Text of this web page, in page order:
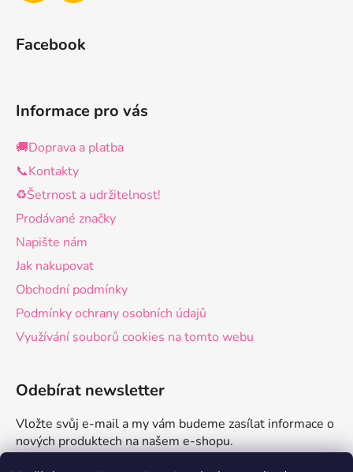
Facebook
Informace pro vás
🚚Doprava a platba
📞Kontakty
♻️Šetrnost a udržitelnost!
Prodávané značky
Napište nám
Jak nakupovat
Obchodní podmínky
Podmínky ochrany osobních údajů
Využívání souborů cookies na tomto webu
Odebírat newsletter
Vložte svůj e-mail a my vám budeme zasílat informace o
nových produktech na našem e-shopu.